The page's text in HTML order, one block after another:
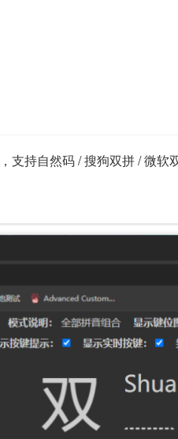
持自然码 / 搜狗双拼 / 微